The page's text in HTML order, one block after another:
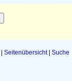
Seitenübersicht| Suche